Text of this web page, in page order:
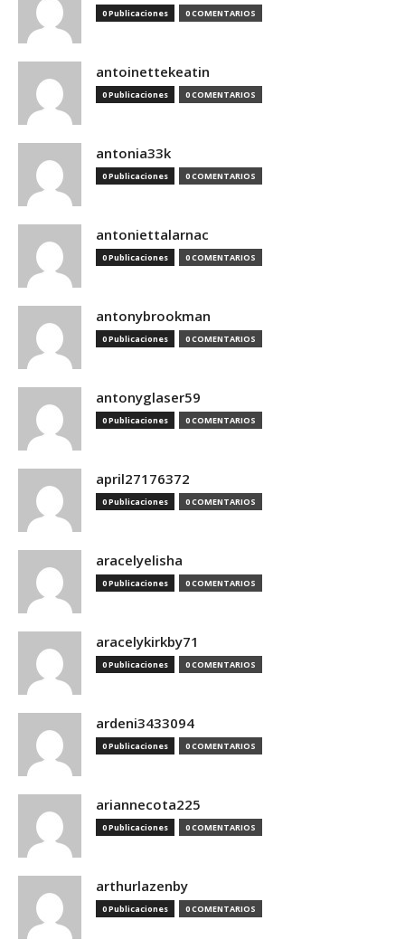
0 Publicaciones 0 COMENTARIOS
antoinettekeatin
0 Publicaciones 0 COMENTARIOS
antonia33k
0 Publicaciones 0 COMENTARIOS
antoniettalarnac
0 Publicaciones 0 COMENTARIOS
antonybrookman
0 Publicaciones 0 COMENTARIOS
antonyglaser59
0 Publicaciones 0 COMENTARIOS
april27176372
0 Publicaciones 0 COMENTARIOS
aracelyelisha
0 Publicaciones 0 COMENTARIOS
aracelykirkby71
0 Publicaciones 0 COMENTARIOS
ardeni3433094
0 Publicaciones 0 COMENTARIOS
ariannecota225
0 Publicaciones 0 COMENTARIOS
arthurlazenby
0 Publicaciones 0 COMENTARIOS